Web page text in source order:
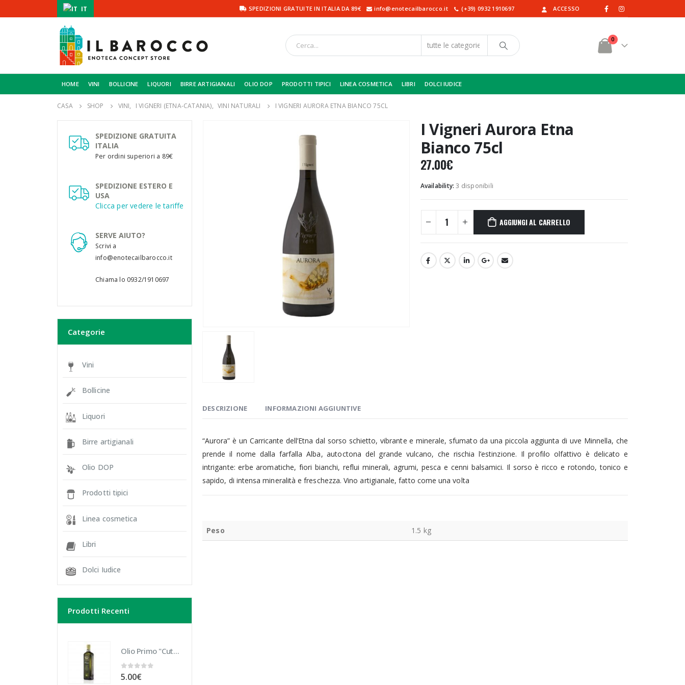
IT SPEDIZIONI GRATUITE IN ITALIA DA 89€ info@enotecailbarocco.it (+39) 0932 1910697 ACCESSO
0
HOME VINI BOLLICINE LIQUORI BIRRE ARTIGIANALI OLIO DOP PRODOTTI TIPICI LINEA COSMETICA LIBRI DOLCI IUDICE
CASA SHOP VINI, I VIGNERI (ETNA-CATANIA), VINI NATURALI I VIGNERI AURORA ETNA BIANCO 75CL
I Vigneri Aurora Etna
Bianco 75cl
27.00€
Availability:3 disponibili
AGGIUNGI AL CARRELLO
DESCRIZIONE INFORMAZIONI AGGIUNTIVE
“Aurora” è un Carricante dell’Etna dal sorso schietto, vibrante e minerale, sfumato da una piccola aggiunta di uve Minnella, che
prende il nome dalla farfalla Alba, autoctona del grande vulcano, che rischia l’estinzione. Il profilo olfattivo è delicato e
intrigante: erbe aromatiche, fiori bianchi, reflui minerali, agrumi, pesca e cenni balsamici. Il sorso è ricco e rotondo, tonico e
sapido, di intensa mineralità e freschezza. Vino artigianale, fatto come una volta
Peso 1.5 kg
SPEDIZIONE GRATUITA
ITALIA
Per ordini superiori a 89€
SPEDIZIONE ESTERO E
USA
Clicca per vedere le tariffe
SERVE AIUTO?
Scrivi a
info@enotecailbarocco.it
Chiama lo 0932/1910697
Categorie
Vini
Bollicine
Liquori
Birre artigianali
Olio DOP
Prodotti tipici
Linea cosmetica
Libri
Dolci Iudice
Prodotti Recenti
Olio Primo "Cutrera" Biologico 10 cl
0 Su 5
5.00€